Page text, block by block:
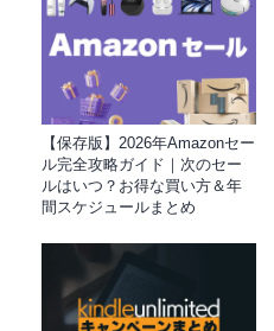
【保存版】2026年Amazonセー
ル完全攻略ガイド｜次のセー
ルはいつ？お得な買い方＆年
間スケジュールまとめ